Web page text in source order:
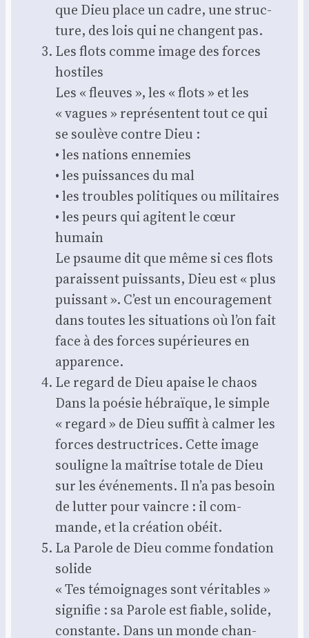
que Dieu place un cadre, une struc­
ture, des lois qui ne changent pas.
Les flots comme image des forces
hos­tiles
Les « fleuves », les « flots » et les
« vagues » repré­sentent tout ce qui
se sou­lève contre Dieu :
• les nations enne­mies
• les puis­sances du mal
• les troubles poli­tiques ou mili­taires
• les peurs qui agitent le cœur
humain
Le psaume dit que même si ces flots
paraissent puis­sants, Dieu est « plus
puis­sant ». C’est un encou­ra­ge­ment
dans toutes les situa­tions où l’on fait
face à des forces supé­rieures en
appa­rence.
Le regard de Dieu apaise le chaos
Dans la poé­sie hébraïque, le simple
« regard » de Dieu suf­fit à cal­mer les
forces des­truc­trices. Cette image
sou­ligne la maî­trise totale de Dieu
sur les évé­ne­ments. Il n’a pas besoin
de lut­ter pour vaincre : il com­
mande, et la créa­tion obéit.
La Parole de Dieu comme fon­da­tion
solide
« Tes témoi­gnages sont véri­tables »
signi­fie : sa Parole est fiable, solide,
constante. Dans un monde chan­